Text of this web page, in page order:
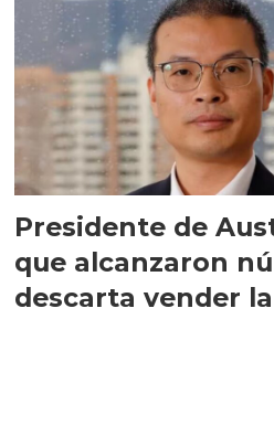
Presidente de
que alcanzaron
descarta vender